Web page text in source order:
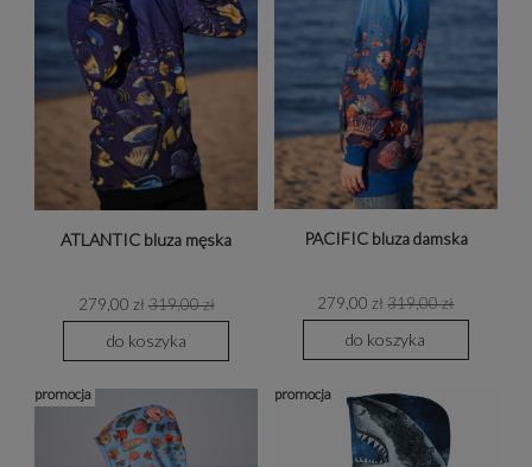
ATLANTIC bluza męska
279,00 zł 319,00 zł
do koszyka
PACIFIC bluza damska
279,00 zł 319,00 zł
do koszyka
promocja promocja